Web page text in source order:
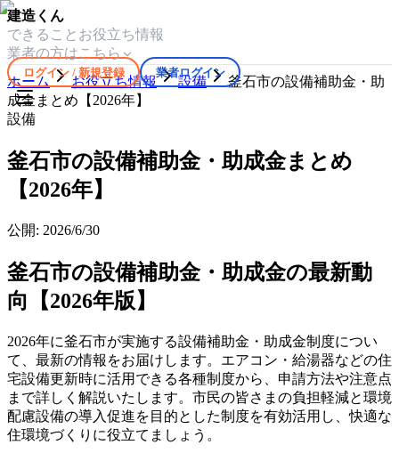
建造くん
できること お役立ち情報
業者の方はこちら
ログイン / 新規登録 業者ログイン
ホーム お役立ち情報 設備
釜石市の設備補助金・助
成金まとめ【2026年】
設備
釜石市の設備補助金・助成金まとめ
【2026年】
公開: 2026/6/30
釜石市の設備補助金・助成金の最新動
向【2026年版】
2026年に釜石市が実施する設備補助金・助成金制度につい
て、最新の情報をお届けします。エアコン・給湯器などの住
宅設備更新時に活用できる各種制度から、申請方法や注意点
まで詳しく解説いたします。市民の皆さまの負担軽減と環境
配慮設備の導入促進を目的とした制度を有効活用し、快適な
住環境づくりに役立てましょう。